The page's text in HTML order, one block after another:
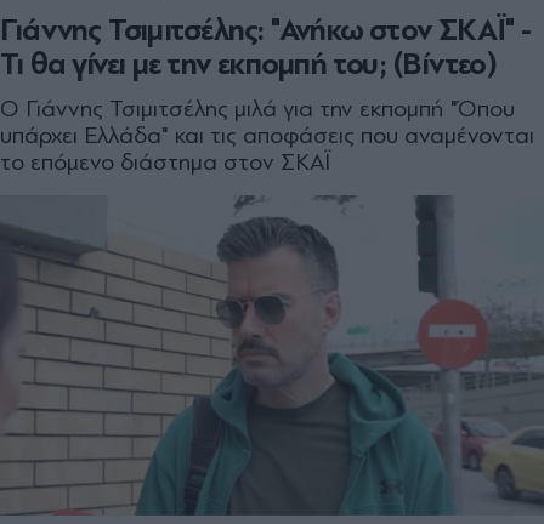
Γιάννης Τσιμιτσέλης: "Ανήκω στον ΣΚΑΪ" -
Τι θα γίνει με την εκπομπή του; (Βίντεο)
Ο Γιάννης Τσιμιτσέλης μιλά για την εκπομπή "Όπου
υπάρχει Ελλάδα" και τις αποφάσεις που αναμένονται
το επόμενο διάστημα στον ΣΚΑΪ